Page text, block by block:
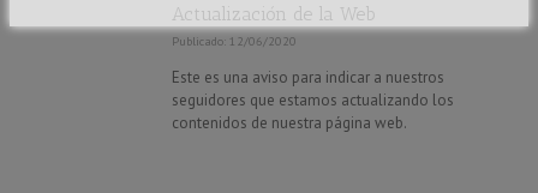
Actualización de la Web
Publicado: 12/06/2020
Este es una aviso para indicar a nuestros
seguidores que estamos actualizando los
contenidos de nuestra página web.